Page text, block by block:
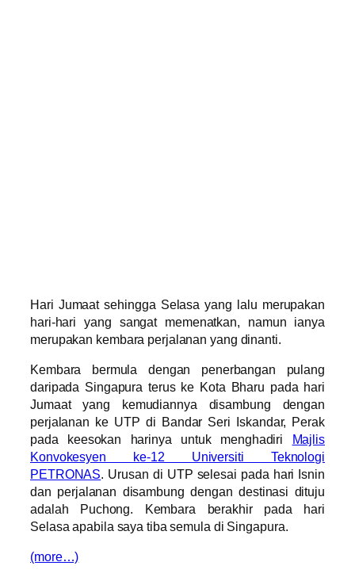
Hari Jumaat sehingga Selasa yang lalu merupakan
hari-hari yang sangat memenatkan, namun ianya
merupakan kembara perjalanan yang dinanti.
Kembara bermula dengan penerbangan pulang
daripada Singapura terus ke Kota Bharu pada hari
Jumaat yang kemudiannya disambung dengan
perjalanan ke UTP di Bandar Seri Iskandar, Perak
pada keesokan harinya untuk menghadiri Majlis
Konvokesyen ke-12 Universiti Teknologi
PETRONAS. Urusan di UTP selesai pada hari Isnin
dan perjalanan disambung dengan destinasi dituju
adalah Puchong. Kembara berakhir pada hari
Selasa apabila saya tiba semula di Singapura.
(more…)